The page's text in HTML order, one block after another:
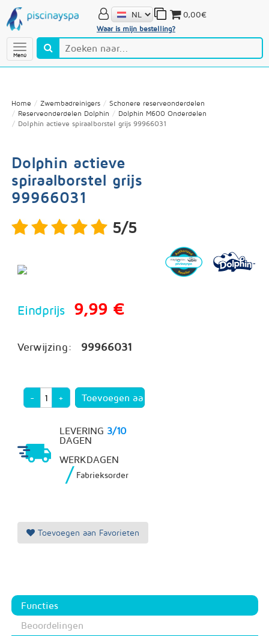
Menú
Waar is mijn bestelling?
0,00€
Home Zwembadreinigers
Schonere reserveonderdelen
Reserveonderdelen Dolphin
Dolphin M600 Onderdelen
Dolphin actieve spiraalborstel grijs 99966031
Dolphin actieve
spiraalborstel grijs
99966031
5/5
Eindprijs 9,99 €
Verwijzing: 99966031
- +
LEVERING 3/10
DAGEN
WERKDAGEN
/ Fabrieksorder
Toevoegen aan Favorieten
Functies
Beoordelingen